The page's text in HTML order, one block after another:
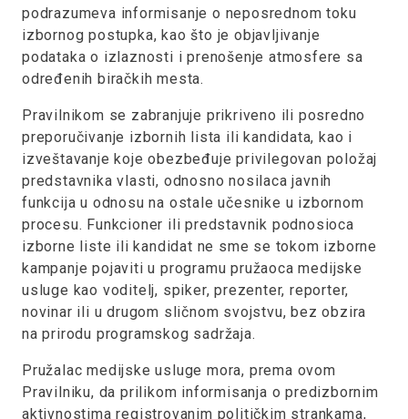
podrazumeva informisanje o neposrednom toku
izbornog postupka, kao što je objavljivanje
podataka o izlaznosti i prenošenje atmosfere sa
određenih biračkih mesta.
Pravilnikom se zabranjuje prikriveno ili posredno
preporučivanje izbornih lista ili kandidata, kao i
izveštavanje koje obezbeđuje privilegovan položaj
predstavnika vlasti, odnosno nosilaca javnih
funkcija u odnosu na ostale učesnike u izbornom
procesu. Funkcioner ili predstavnik podnosioca
izborne liste ili kandidat ne sme se tokom izborne
kampanje pojaviti u programu pružaoca medijske
usluge kao voditelj, spiker, prezenter, reporter,
novinar ili u drugom sličnom svojstvu, bez obzira
na prirodu programskog sadržaja.
Pružalac medijske usluge mora, prema ovom
Pravilniku, da prilikom informisanja o predizbornim
aktivnostima registrovanim političkim strankama,